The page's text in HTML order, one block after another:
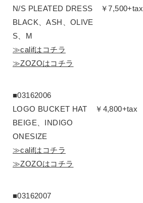
N/S PLEATED DRESS ￥7,500+tax
BLACK、ASH、OLIVE
S、M
≫califはコチラ
≫ZOZOはコチラ
■03162006
LOGO BUCKET HAT ￥4,800+tax
BEIGE、INDIGO
ONESIZE
≫califはコチラ
≫ZOZOはコチラ
■03162007